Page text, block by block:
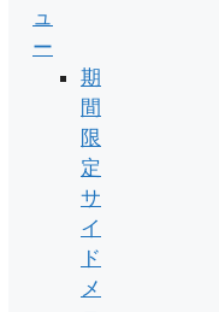
ュ
ー
期
間
限
定
サ
イ
ド
メ